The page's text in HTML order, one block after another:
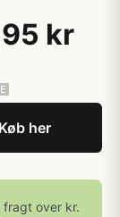
kr
Køb her
fragt over kr.